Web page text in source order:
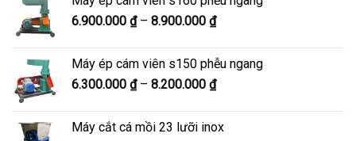
8.500.000 ₫
6.900.000 ₫ – 8.900.000 ₫Khoảng
từ
6.900.000 ₫
đến
Máy ép cám viên s150 phễu ngang
6.300.000 ₫ – 8.200.000 ₫Khoảng
6.300.000 ₫
Máy cắt cá mồi 23 lưỡi inox